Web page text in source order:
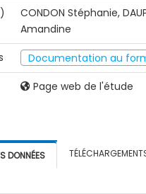
CONDON Stéphanie,
Amandine
Documentation au
Page web de l'étude
DONNÉES